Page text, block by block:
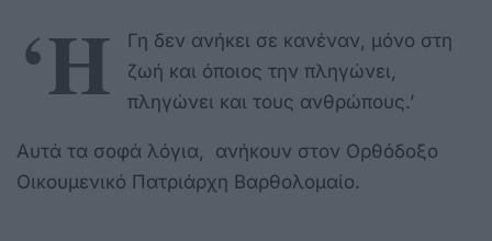
‘Η
Γη δεν ανήκει σε κανέναν, μόνο στη
ζωή και όποιος την πληγώνει,
πληγώνει και τους ανθρώπους.’
Αυτά τα σοφά λόγια, ανήκουν στον Ορθόδοξο
Οικουμενικό Πατριάρχη Βαρθολομαίο.